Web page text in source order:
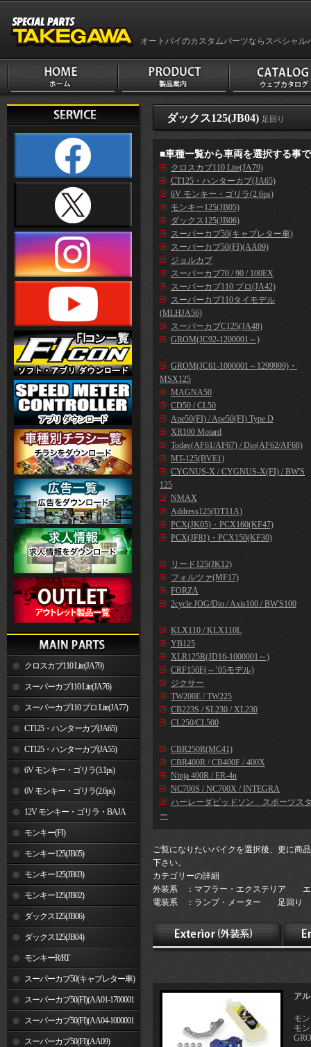
オートバイのカスタムパーツならスペシャル
クロスカブ110 Lite(JA79)
スーパーカブ110 Lite(JA76)
スーパーカブ110 プロ Lite(JA77)
CT125・ハンターカブ(JA65)
CT125・ハンターカブ(JA55)
6V モンキー・ゴリラ(3.1ps)
6V モンキー・ゴリラ(2.6ps)
12V モンキー・ゴリラ・BAJA
モンキー(FI)
モンキー125(JB05)
モンキー125(JB03)
モンキー125(JB02)
ダックス125(JB06)
ダックス125(JB04)
モンキーR/RT
スーパーカブ50(キャブレター車)
スーパーカブ50(FI)(AA01-1700001
～) スーパーカブ50(FI)(AA04-1000001
～) スーパーカブ50(FI)(AA09)
ダックス125(JB04) 足回り
■車種一覧から車両を選択する事
クロスカブ110 Lite(JA79)
CT125・ハンターカブ(JA65)
6V モンキー・ゴリラ(2.6ps)
モンキー125(JB05)
ダックス125(JB06)
スーパーカブ50(キャブレター車)
スーパーカブ50(FI)(AA09)
ジョルカブ
スーパーカブ70 / 90 / 100EX
スーパーカブ110 プロ(JA42)
スーパーカブ110タイモデル
(MLHJA56)
スーパーカブC125(JA48)
GROM(JC92-1200001～)
GROM(JC61-1000001～1299999)・
MSX125
MAGNA50
CD50 / CL50
Ape50(FI) / Ape50(FI) Type D
XR100 Motard
Today(AF61/AF67) / Dio(AF62/AF68)
MT-125(BVE1)
CYGNUS-X / CYGNUS-X(FI) / BW'S
125
NMAX
Address125(DT11A)
PCX(JK05)・PCX160(KF47)
PCX(JF81)・PCX150(KF30)
リード125(JK12)
フォルツァ(MF17)
FORZA
2cycle JOG/Dio / Axis100 / BW'S100
KLX110 / KLX110L
YB125
XLR125R(JD16-1000001～)
CRF150F(～’05モデル)
ジクサー
TW200E / TW225
CB223S / SL230 / XL230
CL250/CL500
CBR250R(MC41)
CBR400R / CB400F / 400X
Ninja 400R / ER-4n
NC700S / NC700X / INTEGRA
ハーレーダビッドソン スポーツス
ー
ご覧になりたいバイクを選択後、更に商
下さい。
カテゴリーの詳細
外装系 ：マフラー・エクステリア エ
電装系 ：ランプ・メーター 足回り
ア
モ
モ